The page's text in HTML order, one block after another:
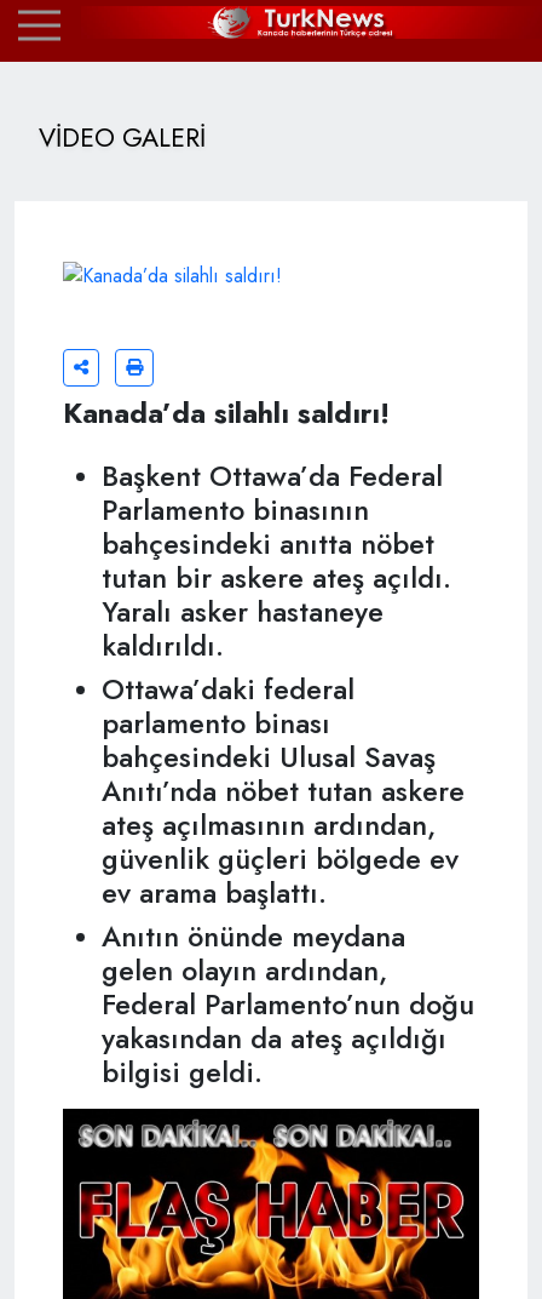
VİDEO GALERİ
Kanada’da silahlı saldırı!
Başkent Ottawa’da Federal
Parlamento binasının
bahçesindeki anıtta nöbet
tutan bir askere ateş açıldı.
Yaralı asker hastaneye
kaldırıldı.
Ottawa’daki federal
parlamento binası
bahçesindeki Ulusal Savaş
Anıtı’nda nöbet tutan askere
ateş açılmasının ardından,
güvenlik güçleri bölgede ev
ev arama başlattı.
Anıtın önünde meydana
gelen olayın ardından,
Federal Parlamento’nun doğu
yakasından da ateş açıldığı
bilgisi geldi.